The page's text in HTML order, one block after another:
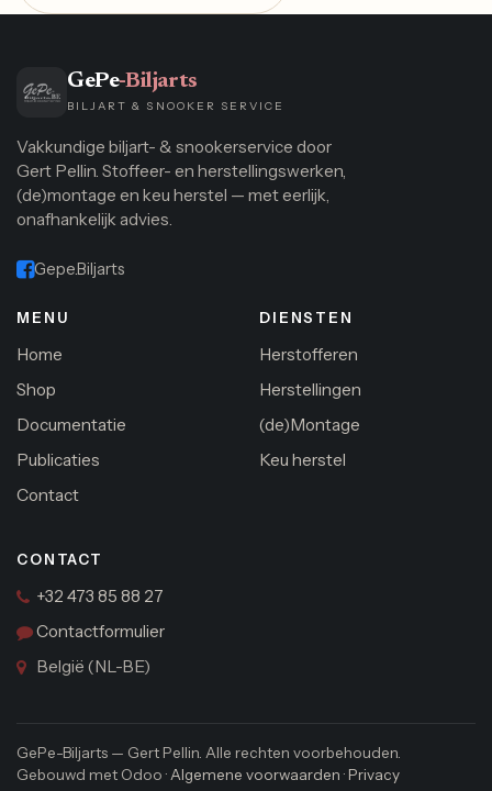
GePe-Biljarts
BILJART & SNOOKER SERVICE
Vakkundige biljart- & snookerservice door
Gert Pellin. Stoffeer- en herstellingswerken,
(de)montage en keu herstel — met eerlijk,
onafhankelijk advies.
Gepe.Biljarts
MENU
Home
Shop
Documentatie
Publicaties
Contact
DIENSTEN
Herstofferen
Herstellingen
(de)Montage
Keu herstel
CONTACT
+32 473 85 88 27
Contactformulier
België (NL-BE)
GePe-Biljarts — Gert Pellin. Alle rechten voorbehouden.
Gebouwd met Odoo ·Algemene voorwaarden ·Privacy